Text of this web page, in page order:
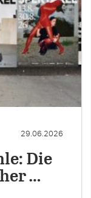
29.06.2026
Die
…